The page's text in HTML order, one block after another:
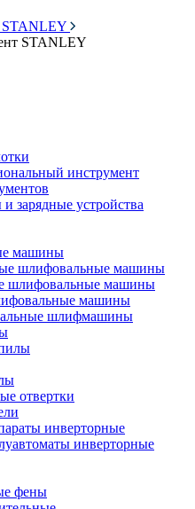
STANLEY
STANLEY
инструмент
зарядные устройства
машины
шлифовальные машины
шлифовальные машины
машины
шлифмашины
отвертки
инверторные
инверторные
фены